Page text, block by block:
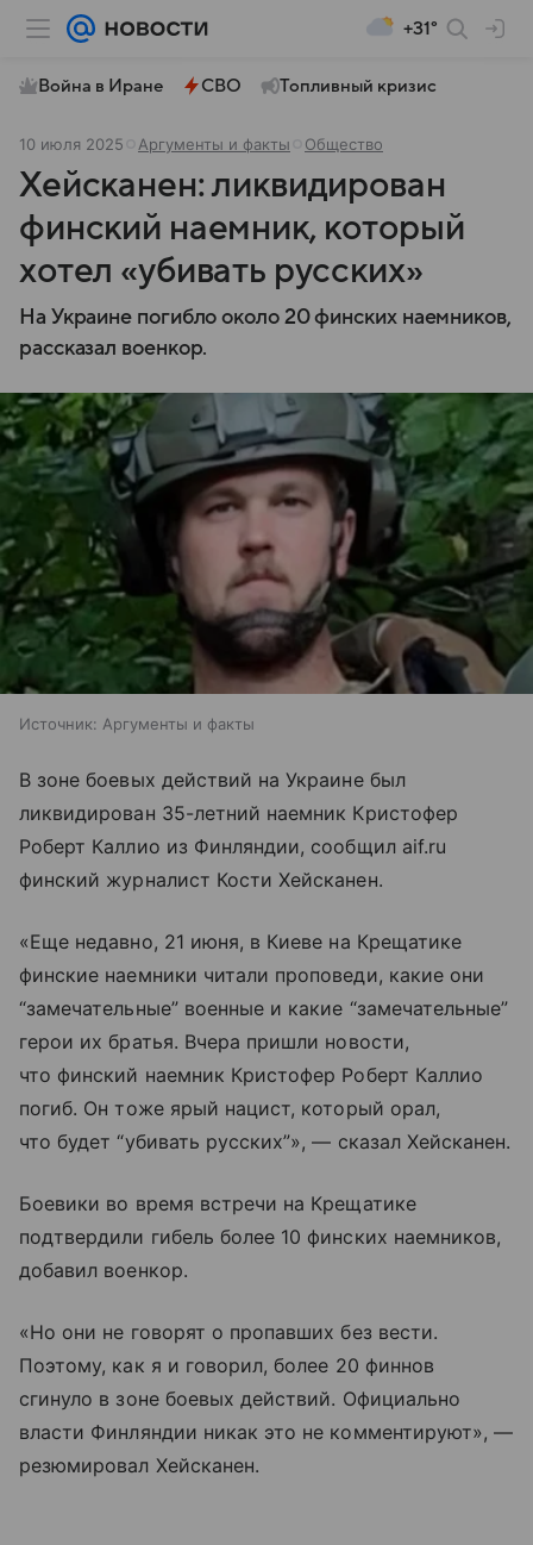
+31°
Война в Иране СВО Топливный кризис
10 июля 2025 Аргументы и факты Общество
Хейсканен: ликвидирован
финский наемник, который
хотел «убивать русских»
На Украине погибло около 20 финских наемников,
рассказал военкор.
Источник: Аргументы и факты
В зоне боевых действий на Украине был
ликвидирован 35-летний наемник Кристофер
Роберт Каллио из Финляндии, сообщил aif.ru
финский журналист Кости Хейсканен.
«Еще недавно, 21 июня, в Киеве на Крещатике
финские наемники читали проповеди, какие они
“замечательные” военные и какие “замечательные”
герои их братья. Вчера пришли новости,
что финский наемник Кристофер Роберт Каллио
погиб. Он тоже ярый нацист, который орал,
что будет “убивать русских”», — сказал Хейсканен.
Боевики во время встречи на Крещатике
подтвердили гибель более 10 финских наемников,
добавил военкор.
«Но они не говорят о пропавших без вести.
Поэтому, как я и говорил, более 20 финнов
сгинуло в зоне боевых действий. Официально
власти Финляндии никак это не комментируют», —
резюмировал Хейсканен.